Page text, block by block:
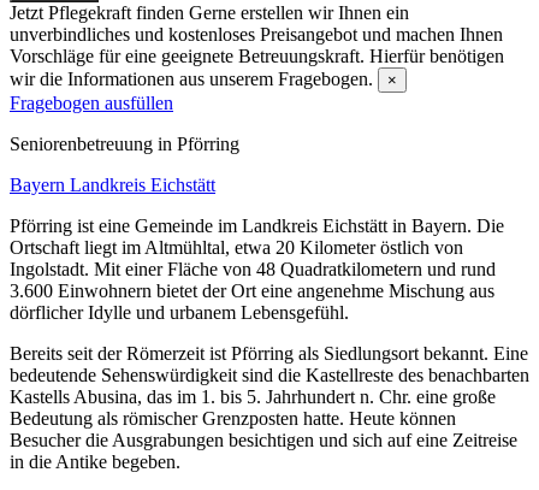
Jetzt Pflegekraft finden Gerne erstellen wir Ihnen ein
unverbindliches und kostenloses Preisangebot und machen Ihnen
Vorschläge für eine geeignete Betreuungskraft. Hierfür benötigen
wir die Informationen aus unserem Fragebogen.
×
Fragebogen ausfüllen
Senioren­betreuung in Pförring
Bayern Landkreis Eichstätt
Pförring ist eine Gemeinde im Landkreis Eichstätt in Bayern. Die
Ortschaft liegt im Altmühltal, etwa 20 Kilometer östlich von
Ingolstadt. Mit einer Fläche von 48 Quadratkilometern und rund
3.600 Einwohnern bietet der Ort eine angenehme Mischung aus
dörflicher Idylle und urbanem Lebensgefühl.
Bereits seit der Römerzeit ist Pförring als Siedlungsort bekannt. Eine
bedeutende Sehenswürdigkeit sind die Kastellreste des benachbarten
Kastells Abusina, das im 1. bis 5. Jahrhundert n. Chr. eine große
Bedeutung als römischer Grenzposten hatte. Heute können
Besucher die Ausgrabungen besichtigen und sich auf eine Zeitreise
in die Antike begeben.